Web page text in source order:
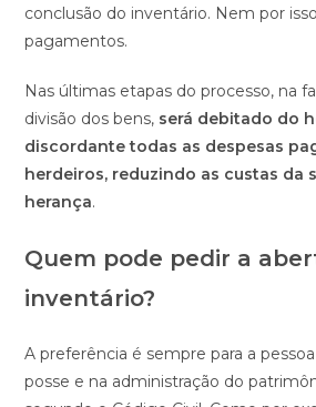
conclusão do inventário. Nem por
pagamentos.
Nas últimas etapas do processo, na
divisão dos bens, será debitado do
discordante todas as despesas
herdeiros, reduzindo as custas da
herança.
Quem pode pedir a
inventário?
A preferência é sempre para a
posse e na administração do